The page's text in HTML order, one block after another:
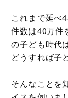
これまで延べ
件数は40万件
の子ども時代
どうすれば子
そんなことを